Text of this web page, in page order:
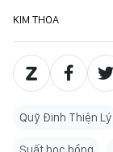
KIM THOA
Quỹ Đinh Thiện Lý